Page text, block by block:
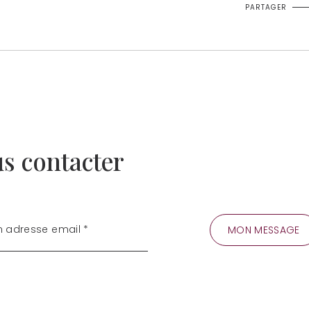
PARTAGER
contacter